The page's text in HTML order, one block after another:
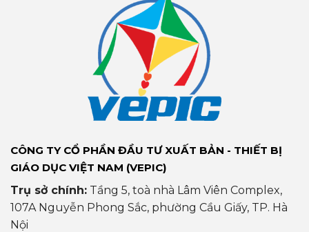
CÔNG TY CỔ PHẦN ĐẦU TƯ XUẤT BẢN - THIẾT BỊ
GIÁO DỤC VIỆT NAM (VEPIC)
Trụ sở chính: Tầng 5, toà nhà Lâm Viên Complex,
107A Nguyễn Phong Sắc, phường Cầu Giấy, TP. Hà
Nội